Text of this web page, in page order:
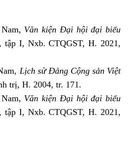
Văn kiện Đại hội đại biểu
tập I, Nxb. CTQGST, H. 2021,
Lịch sử Đảng Cộng sản Việt
trị, H. 2004, tr. 171.
Văn kiện Đại hội đại biểu
tập I, Nxb. CTQGST, H. 2021,